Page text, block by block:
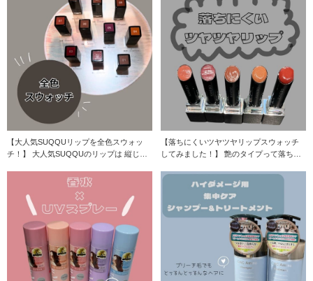
【大人気SUQQUリップを全色スウォッ
チ！】 大人気SUQQUのリップは 縦じわ
【落ちにくいツヤツヤリップスウォッチ
してみました！】 艶のタイプって落ちや